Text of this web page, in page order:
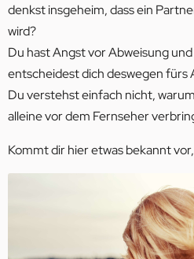
denkst insgeheim, dass ein
wird?
Du hast Angst vor Abweisung
entscheidest dich deswegen fürs
Du verstehst einfach nicht,
alleine vor dem Fernseher
Kommt dir hier etwas bekannt